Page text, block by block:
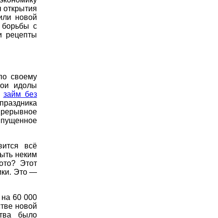
открытия
новой
борьбы с
рецепты
своему
идолы
займ без
всё
неким
Этот
Это —
на 60 000
новой
было